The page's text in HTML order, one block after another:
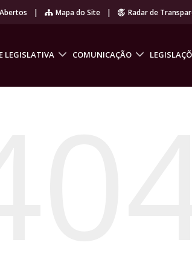
| Mapa do Site | Radar de
LEGISLATIVA COMUNICAÇÃO